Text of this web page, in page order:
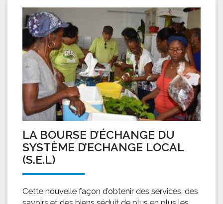
LA BOURSE D’ÉCHANGE DU
SYSTÈME D’ECHANGE LOCAL
(S.E.L)
Cette nouvelle façon d’obtenir des services, des